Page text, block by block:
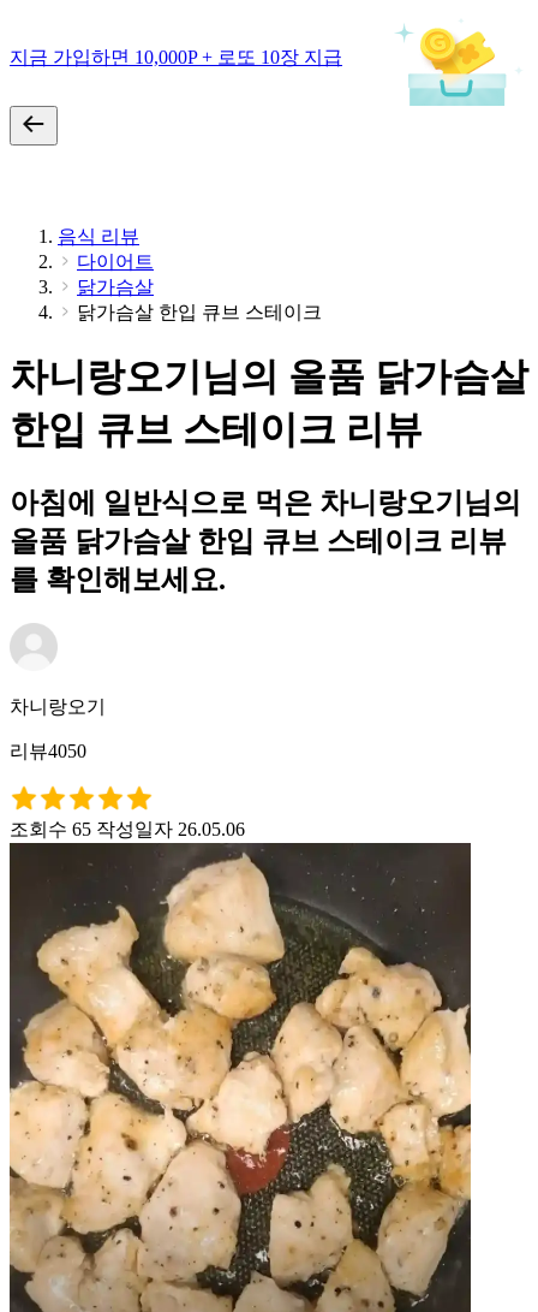
지금 가입하면 10,000P + 로또 10장 지급
음식 리뷰
다이어트
닭가슴살
닭가슴살 한입 큐브 스테이크
차니랑오기님의 올품 닭가슴살
한입 큐브 스테이크 리뷰
아침에 일반식으로 먹은 차니랑오기님의
올품 닭가슴살 한입 큐브 스테이크 리뷰
를 확인해보세요.
차니랑오기
리뷰4050
조회수 65 작성일자 26.05.06